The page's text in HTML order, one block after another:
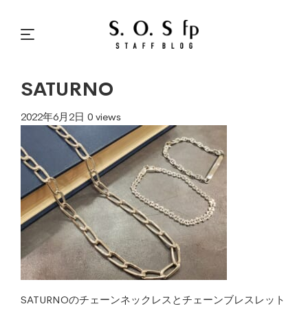
SATURNO
2022年6月2日 0 views
SATURNOのチェーンネックレスとチェーンブレスレット